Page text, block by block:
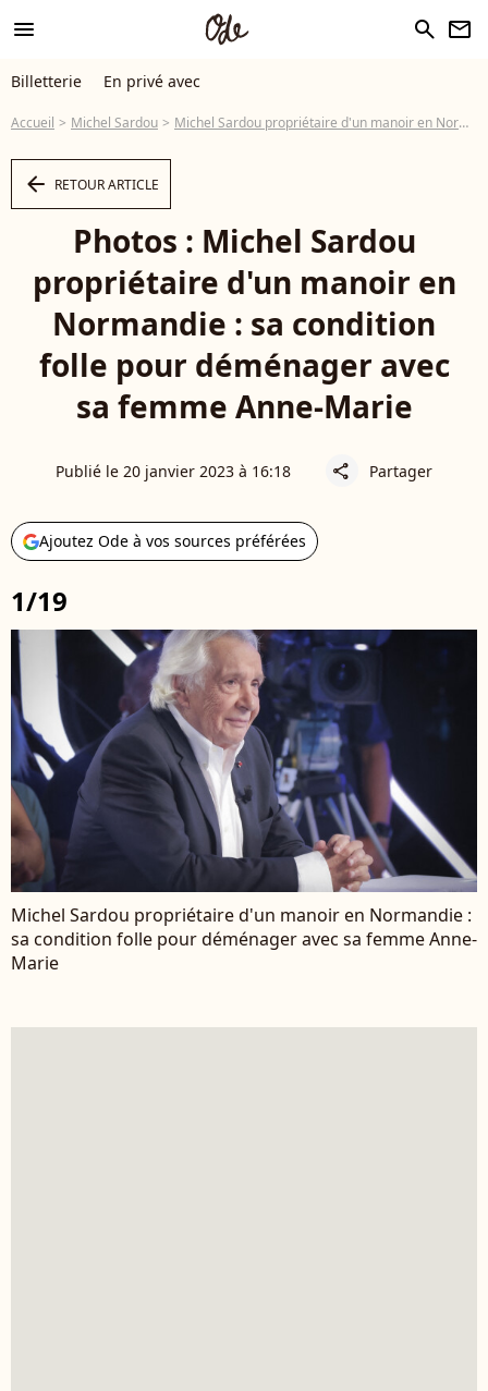
menu search newsletter
Billetterie En privé avec
Accueil Michel Sardou Michel Sardou propriétaire d'un manoir en Normandie : sa condition folle pour déménager avec sa femme Anne-Marie
arrow_left RETOUR ARTICLE
Photos : Michel Sardou
propriétaire d'un manoir en
Normandie : sa condition
folle pour déménager avec
sa femme Anne-Marie
Publié le 20 janvier 2023 à 16:18 share Partager
Ajoutez Ode à vos sources préférées
1/19
Michel Sardou propriétaire d'un manoir en Normandie :
sa condition folle pour déménager avec sa femme Anne-
Marie